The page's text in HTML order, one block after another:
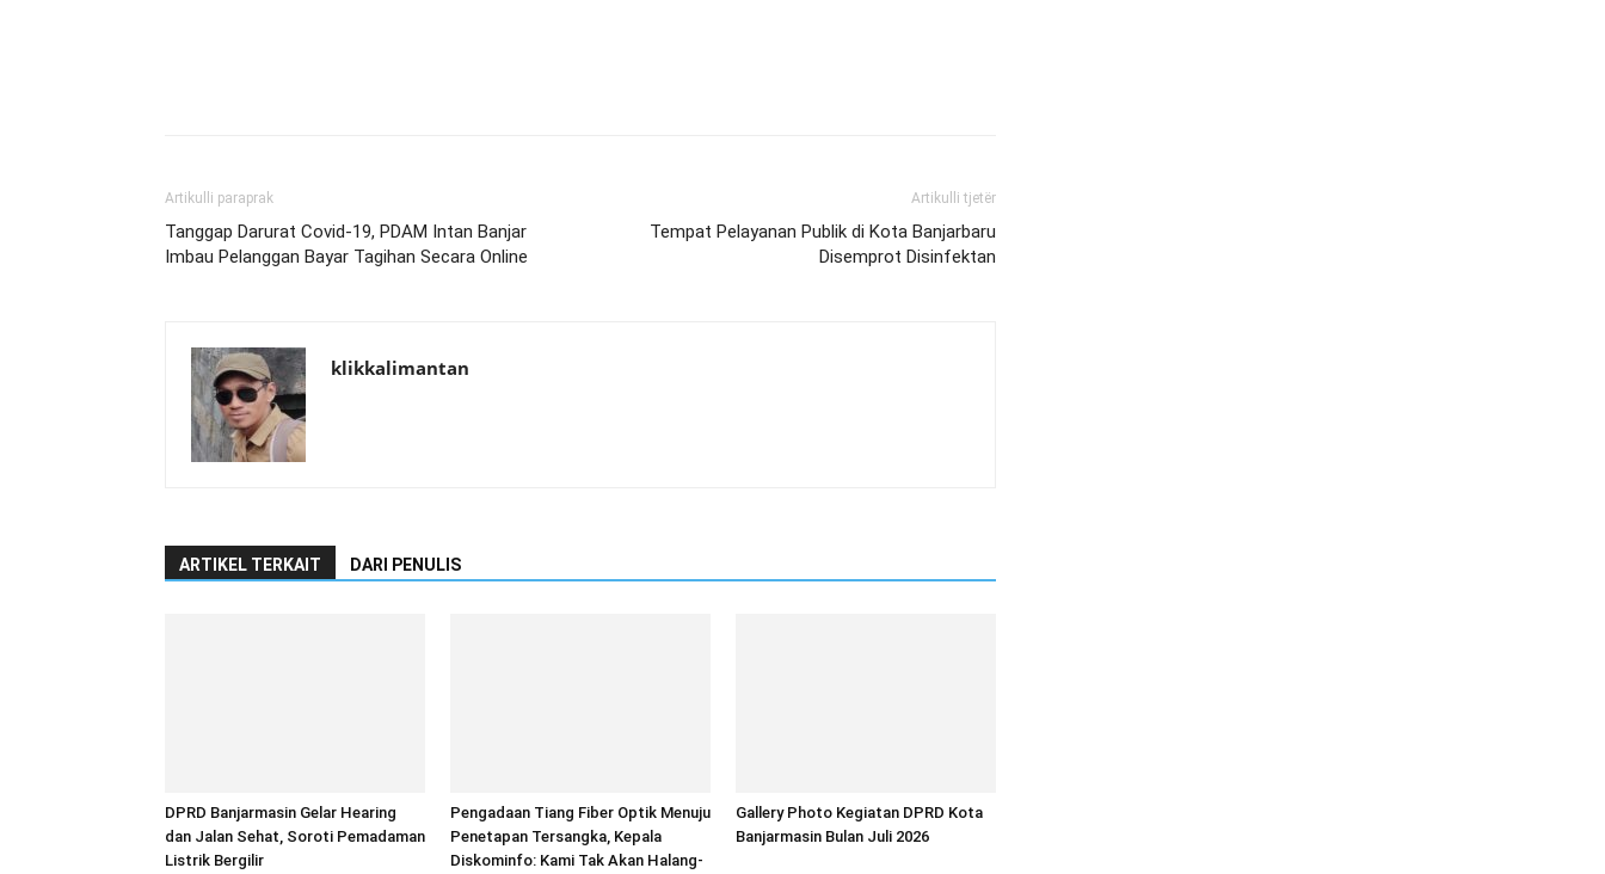
Artikulli paraprak
Tanggap Darurat Covid-19, PDAM Intan Banjar
Imbau Pelanggan Bayar Tagihan Secara Online
Artikulli tjetër
Tempat Pelayanan Publik di Kota Banjarbaru
Disemprot Disinfektan
klikkalimantan
ARTIKEL TERKAIT DARI PENULIS
DPRD Banjarmasin Gelar Hearing
dan Jalan Sehat, Soroti Pemadaman
Listrik Bergilir
Pengadaan Tiang Fiber Optik Menuju
Penetapan Tersangka, Kepala
Diskominfo: Kami Tak Akan Halang-
Gallery Photo Kegiatan DPRD Kota
Banjarmasin Bulan Juli 2026